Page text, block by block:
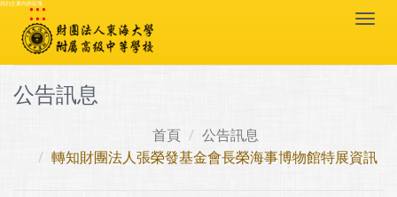
跳到主要內容區塊
:::
公告訊息
首頁
公告訊息
轉知財團法人張榮發基金會長榮海事博物館特展資訊